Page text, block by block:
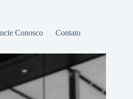
Conosco Contato